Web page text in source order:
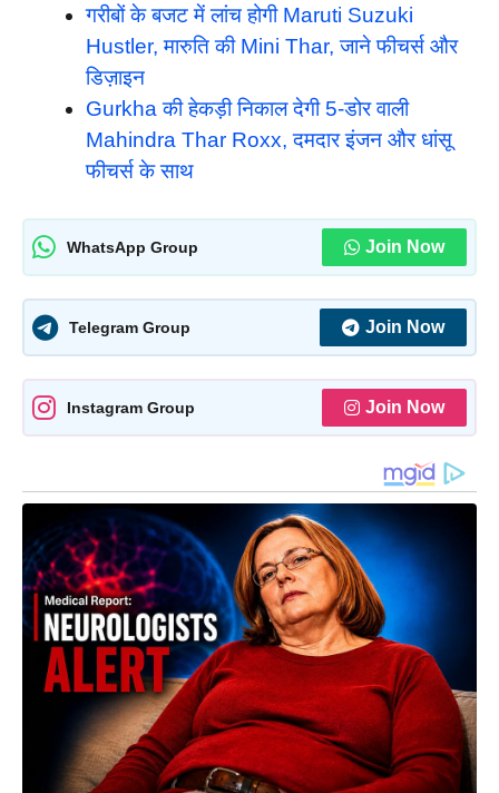
गरीबों के बजट में लांच होगी Maruti Suzuki
Hustler, मारुति की Mini Thar, जाने फीचर्स और
डिज़ाइन
Gurkha की हेकड़ी निकाल देगी 5-डोर वाली
Mahindra Thar Roxx, दमदार इंजन और धांसू
फीचर्स के साथ
WhatsApp Group Join Now
Telegram Group Join Now
Instagram Group Join Now